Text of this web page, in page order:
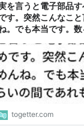
を言うと電子部品
す。突然こんなこ
。でも本当です。
togetter.com